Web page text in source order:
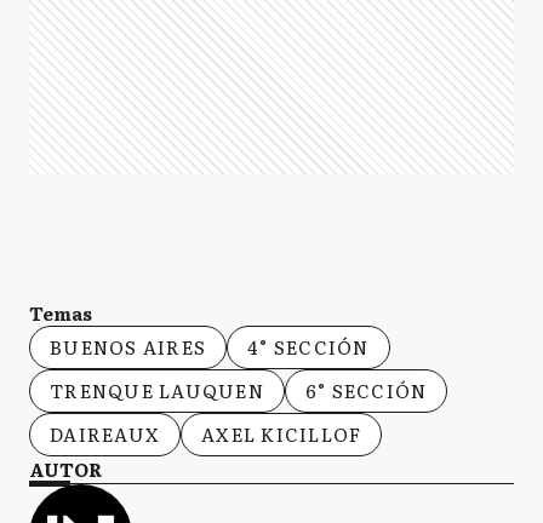
Temas
BUENOS AIRES
4° SECCIÓN
TRENQUE LAUQUEN
6° SECCIÓN
DAIREAUX
AXEL KICILLOF
AUTOR